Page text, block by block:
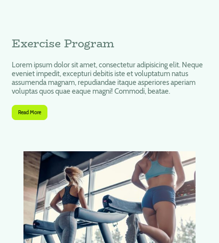
Exercise Program
Lorem ipsum dolor sit amet, consectetur adipisicing elit. Neque
eveniet impedit, excepturi debitis iste et voluptatum natus
assumenda magnam, repudiandae itaque asperiores aperiam
voluptas quos quae eaque magni! Commodi, beatae.
Read More